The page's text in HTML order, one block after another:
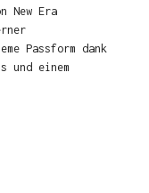
New Era
Passform dank
und einem